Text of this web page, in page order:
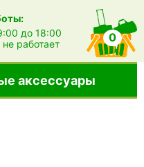
до 18:00
работает 0
аксессуары